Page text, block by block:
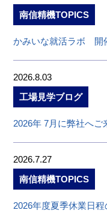
南信精機TOPICS
かみいな就活ラボ 開
2026.8.03
工場見学ブログ
2026年 7月に弊社へ
2026.7.27
南信精機TOPICS
2026年度夏季休業日